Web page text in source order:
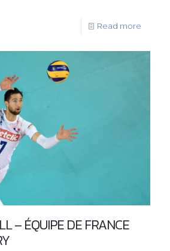
Read more
– ÉQUIPE DE FRANCE